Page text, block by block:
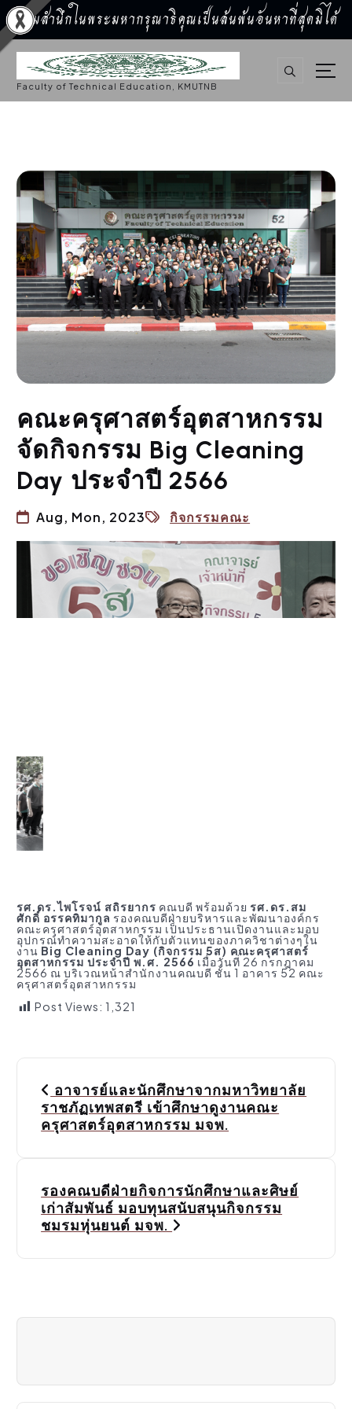
น้อมสำนึกในพระมหากรุณาธิคุณเป็นล้นพ้นอันหาที่สุดมิได้
S
k
o
Faculty of Technical Education, KMUTNB
คณะครุศาสตร์อุตสาหกรรม
จัดกิจกรรม Big Cleaning
Day ประจำปี 2566
Aug, Mon, 2023 กิจกรรมคณะ
รศ.ดร.ไพโรจน์ สถิรยากร คณบดี พร้อมด้วยรศ.ดร.สม
ศักดิ์ อรรคทิมากูล รองคณบดีฝ่ายบริหารและพัฒนาองค์กร
คณะครุศาสตร์อุตสาหกรรม เป็นประธานเปิดงานและมอบ
อุปกรณ์ทำความสะอาดให้กับตัวแทนของภาควิชาต่างๆใน
งาน Big Cleaning Day (กิจกรรม 5ส) คณะครุศาสตร์
อุตสาหกรรม ประจำปี พ.ศ. 2566 เมื่อวันที่ 26 กรกฎาคม
2566 ณ บริเวณหน้าสำนักงานคณบดี ชั้น 1 อาคาร 52 คณะ
ครุศาสตร์อุตสาหกรรม
Post Views: 1,321
g
t
อาจารย์และนักศึกษาจากมหาวิทยาลัย
ราชภัฏเทพสตรี เข้าศึกษาดูงานคณะ
ครุศาสตร์อุตสาหกรรม มจพ.
รองคณบดีฝ่ายกิจการนักศึกษาและศิษย์
เก่าสัมพันธ์ มอบทุนสนับสนุนกิจกรรม
ชมรมหุ่นยนต์ มจพ.